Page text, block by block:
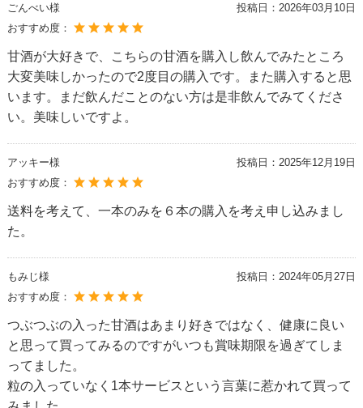
ごんべい様 投稿日： 2026年03月10日
おすすめ度：
甘酒が大好きで、こちらの甘酒を購入し飲んでみたところ
大変美味しかったので2度目の購入です。また購入すると思
います。まだ飲んだことのない方は是非飲んでみてくださ
い。美味しいですよ。
アッキー様 投稿日： 2025年12月19日
おすすめ度：
送料を考えて、一本のみを６本の購入を考え申し込みまし
た。
もみじ様 投稿日： 2024年05月27日
おすすめ度：
つぶつぶの入った甘酒はあまり好きではなく、健康に良い
と思って買ってみるのですがいつも賞味期限を過ぎてしま
ってました。
粒の入っていなく1本サービスという言葉に惹かれて買って